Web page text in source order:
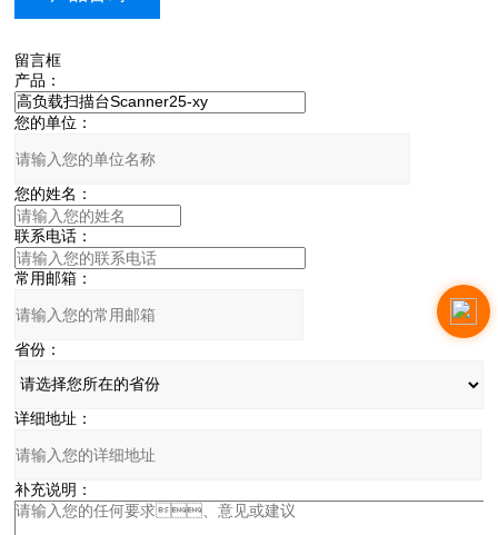
留言框
产品：
您的单位：
您的姓名：
联系电话：
常用邮箱：
省份：
详细地址：
补充说明：